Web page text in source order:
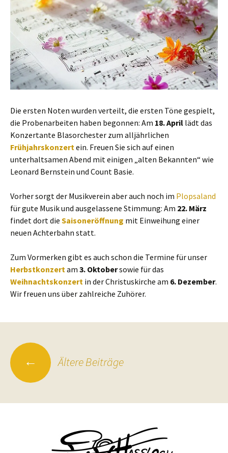
Die ersten Noten wurden verteilt, die ersten Töne gespielt,
die Probenarbeiten haben begonnen: Am 18. April lädt das
Konzertante Blasorchester zum alljährlichen
Frühjahrskonzert ein. Freuen Sie sich auf einen
unterhaltsamen Abend mit einigen „alten Bekannten“ wie
Leonard Bernstein und Count Basie.
Vorher sorgt der Musikverein aber auch noch im Plopsaland
für gute Musik und ausgelassene Stimmung: Am 22. März
findet dort die Saisoneröffnung mit Einweihung einer
neuen Achterbahn statt.
Zum Vormerken gibt es auch schon die Termine für unser
Herbstkonzert am 3. Oktobersowie für das
Weihnachtskonzert in der Christuskirche am 6. Dezember.
Wir freuen uns über zahlreiche Zuhörer.
Beitragsnavigation
← Ältere Beiträge